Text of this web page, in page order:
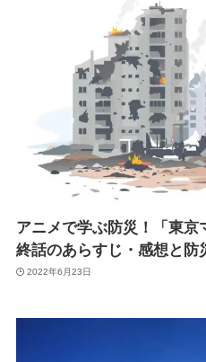
アニメで学ぶ防災！「東京
終話のあらすじ・感想と防
2022年6月23日